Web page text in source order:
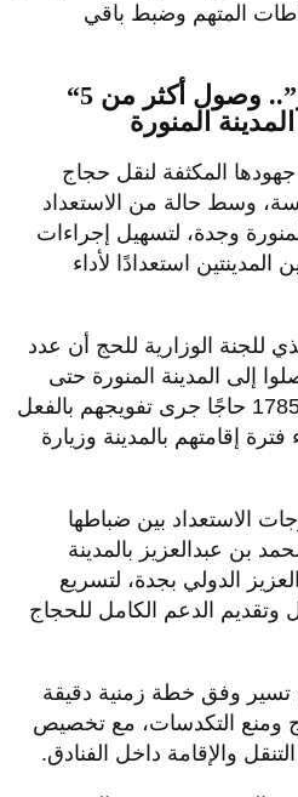
المتهم وضبط باقي
“الجسر الجوي مستمر”.. وصول أكثر من 5
المنورة
المكثفة لنقل حجاج
وسط حالة من الاستعداد
وجدة، لتسهيل إجراءات
استعدادًا لأداء
للجنة الوزارية للحج أن عدد
إلى المدينة المنورة حتى
الآن بلغ 5213 حاجًا، بينهم 1785 حاجًا جرى تفويجهم بالفعل
إقامتهم بالمدينة وزيارة
الاستعداد بين ضباطها
بن عبدالعزيز بالمدينة
الدولي بجدة، لتسريع
وتقديم الدعم الكامل للحجاج
تسير وفق خطة زمنية دقيقة
ومنع التكدسات، مع تخصيص
والإقامة داخل الفنادق.